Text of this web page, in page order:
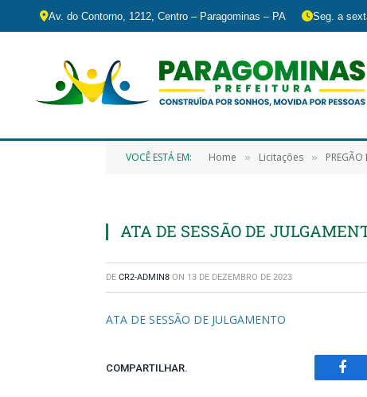
Av. do Contorno, 1212, Centro – Paragominas – PA Seg. a
VOCÊ ESTÁ EM: Home » Licitações » PREGÃO
ATA DE SESSÃO DE
DE CR2-ADMIN8 ON 13 DE DEZEMBRO DE 2023
ATA DE SESSÃO DE JULGAMENTO
COMPARTILHAR.